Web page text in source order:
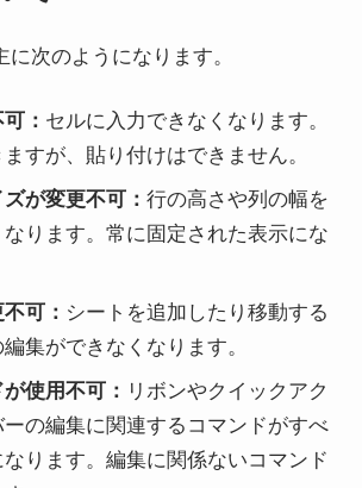
次のようになります。
： セルに入力できなくなります。
すが、貼り付けはできません。
が変更不可：行の高さや列の幅を
ります。常に固定された表示にな
可： シートを追加したり移動する
集ができなくなります。
使用不可： リボンやクイックアク
の編集に関連するコマンドがすべ
ります。編集に関係ないコマンド